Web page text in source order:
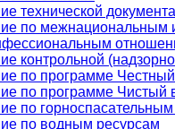
технической
по межнациональным
контрольной
по программе Честный
по программе Чистый
по
по водным ресурсам